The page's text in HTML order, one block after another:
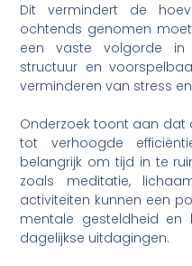
Dit vermindert de
ochtends genomen
een vaste volgorde in
structuur en
verminderen van stress
Onderzoek toont aan dat
tot verhoogde
belangrijk om tijd in te
zoals meditatie,
activiteiten kunnen een
mentale gesteldheid
dagelijkse uitdagingen.